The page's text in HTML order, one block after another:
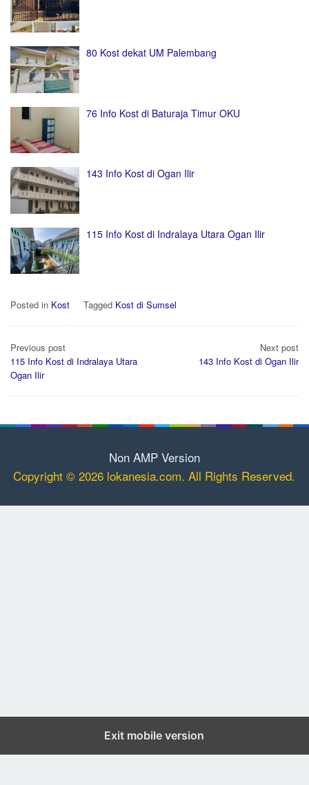
80 Kost dekat UM Palembang
76 Info Kost di Baturaja Timur OKU
143 Info Kost di Ogan Ilir
115 Info Kost di Indralaya Utara Ogan Ilir
Posted in Kost Tagged Kost di Sumsel
Post
navigation
Previous post
115 Info Kost di Indralaya Utara
Ogan Ilir
Next post
143 Info Kost di Ogan Ilir
Non AMP Version
Copyright © 2026 lokanesia.com. All Rights Reserved.
Exit mobile version